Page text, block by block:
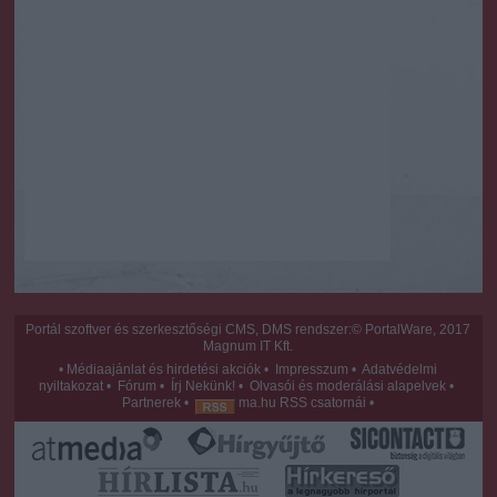
Portál szoftver és szerkesztőségi CMS, DMS rendszer:© PortalWare, 2017
Magnum IT Kft.
• Médiaajánlat és hirdetési akciók • Impresszum •Adatvédelmi
nyiltakozat • Fórum • Írj Nekünk! •Olvasói és moderálási alapelvek •
Partnerek • ma.hu RSS csatornái •